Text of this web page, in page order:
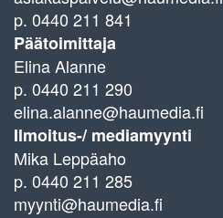
p. 0440 211 841
Päätoimittaja
Elina Alanne
p. 0440 211 290
elina.alanne@haumedia.fi
Ilmoitus-/ mediamyynti
Mika Leppäaho
p. 0440 211 285
myynti@haumedia.fi